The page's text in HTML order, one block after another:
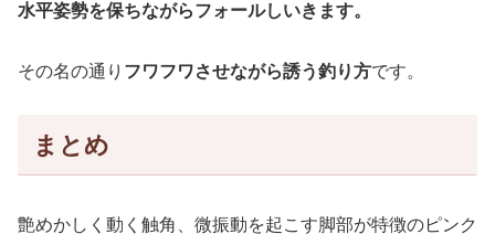
水平姿勢を保ちながらフォールしいきます。
その名の通り フワフワさせながら誘う釣り方です。
まとめ
艶めかしく動く触角、微振動を起こす脚部が特徴のピンク